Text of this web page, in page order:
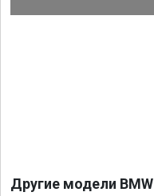
Другие модели BMW